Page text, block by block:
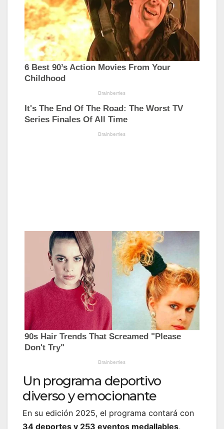
Un programa deportivo
diverso y emocionante
En su edición 2025, el programa contará con
34 deportes y 253 eventos medallables,